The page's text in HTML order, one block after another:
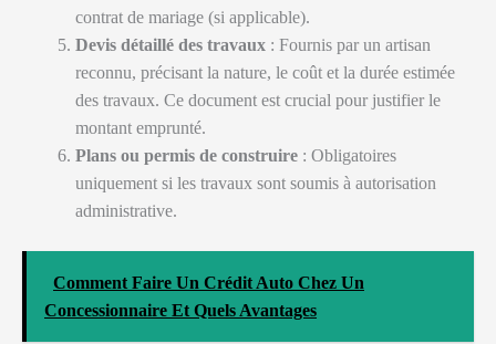
contrat de mariage (si applicable).
Devis détaillé des travaux : Fournis par un artisan
reconnu, précisant la nature, le coût et la durée estimée
des travaux. Ce document est crucial pour justifier le
montant emprunté.
Plans ou permis de construire : Obligatoires
uniquement si les travaux sont soumis à autorisation
administrative.
Comment Faire Un Crédit Auto Chez Un
Concessionnaire Et Quels Avantages